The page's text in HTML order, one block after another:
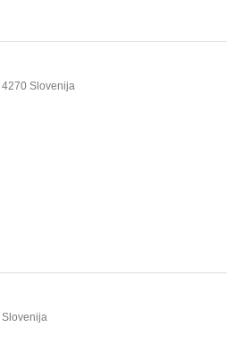
4270 Slovenija
Slovenija